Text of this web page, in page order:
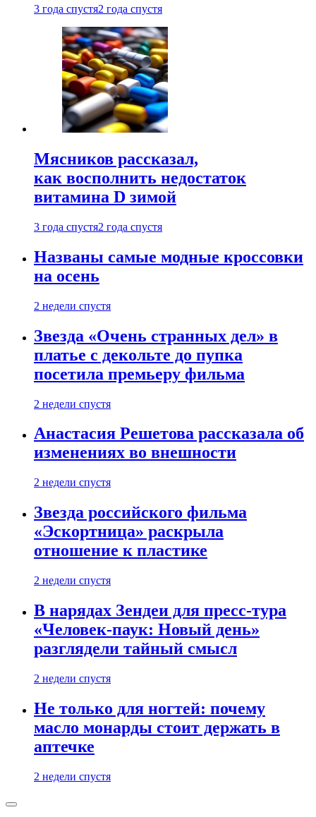
3 года спустя2 года спустя
Мясников рассказал,
как восполнить недостаток
витамина D зимой
3 года спустя2 года спустя
Названы самые модные кроссовки
на осень
2 недели спустя
Звезда «Очень странных дел» в
платье с декольте до пупка
посетила премьеру фильма
2 недели спустя
Анастасия Решетова рассказала об
изменениях во внешности
2 недели спустя
Звезда российского фильма
«Эскортница» раскрыла
отношение к пластике
2 недели спустя
В нарядах Зендеи для пресс-тура
«Человек-паук: Новый день»
разглядели тайный смысл
2 недели спустя
Не только для ногтей: почему
масло монарды стоит держать в
аптечке
2 недели спустя